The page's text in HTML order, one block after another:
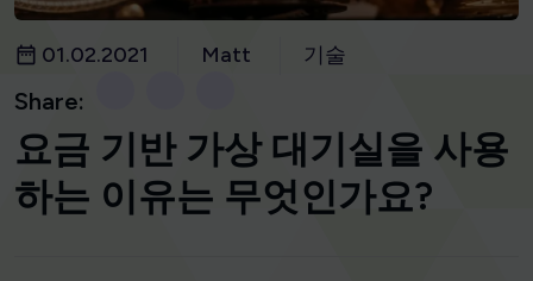
01.02.2021 Matt 기술
Share:
요금 기반 가상 대기실을 사용
하는 이유는 무엇인가요?